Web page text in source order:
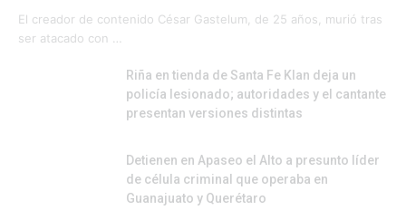
El creador de contenido César Gastelum, de 25 años, murió tras
ser atacado con …
Riña en tienda de Santa Fe Klan deja un
policía lesionado; autoridades y el cantante
presentan versiones distintas
Detienen en Apaseo el Alto a presunto líder
de célula criminal que operaba en
Guanajuato y Querétaro